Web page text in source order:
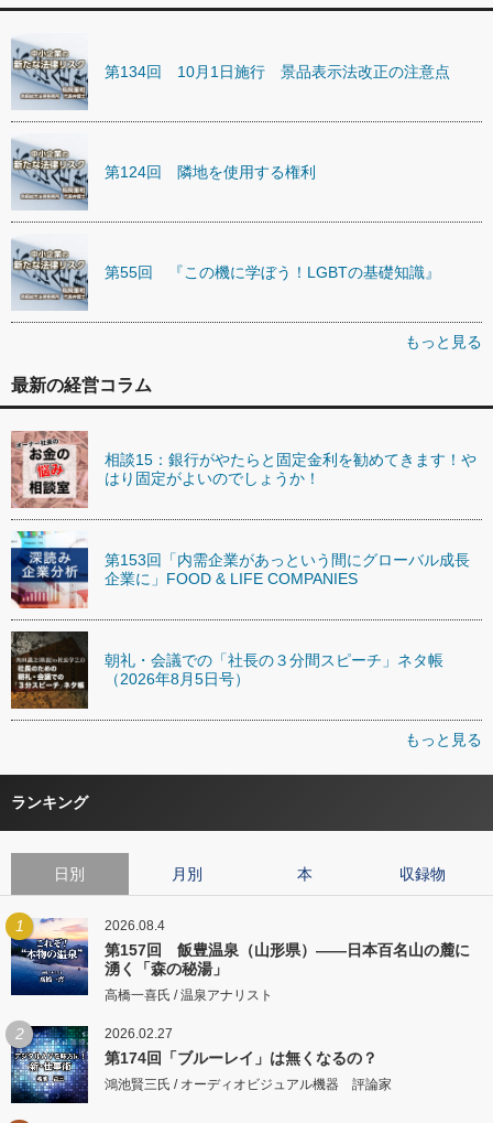
第134回 10月1日施行 景品表示法改正の注意点
第124回 隣地を使用する権利
第55回 『この機に学ぼう！LGBTの基礎知識』
もっと見る
最新の経営コラム
相談15：銀行がやたらと固定金利を勧めてきます！や
はり固定がよいのでしょうか！
第153回「内需企業があっという間にグローバル成長
企業に」FOOD & LIFE COMPANIES
朝礼・会議での「社長の３分間スピーチ」ネタ帳
（2026年8月5日号）
もっと見る
ランキング
日別 月別 本 収録物
1 2026.08.4
第157回 飯豊温泉（山形県）――日本百名山の麓に
湧く「森の秘湯」
高橋一喜氏 / 温泉アナリスト
2 2026.02.27
第174回「ブルーレイ」は無くなるの？
鴻池賢三氏 / オーディオビジュアル機器 評論家